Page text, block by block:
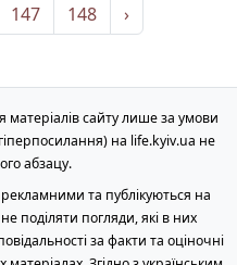
147 148 ›
сайту лише за умови
на life.kyiv.ua не
абзацу.
та публікуються на
поділяти погляди, які в них
за факти та оціночні